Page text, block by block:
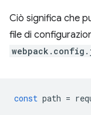
Ciò significa che
file di
const path =